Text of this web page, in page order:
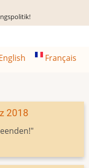
Français
2018